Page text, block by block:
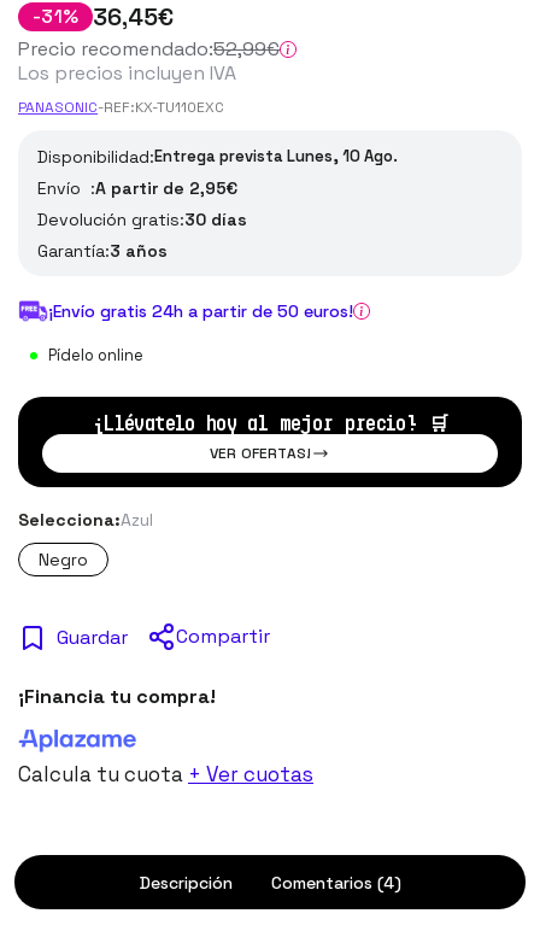
-31% 36,45€
Precio recomendado:52,99€
Los precios incluyen IVA
PANASONIC-REF:KX-TU110EXC
Disponibilidad:Entrega prevista Lunes, 10 Ago.
Envío :A partir de 2,95€
Devolución gratis:30 días
Garantía:3 años
¡Envío gratis 24h a partir de 50 euros!
Pídelo online
¡Llévatelo hoy al mejor precio! 🛒
VER OFERTAS!
Selecciona:Azul
Negro
Guardar Compartir
¡Financia tu compra!
Calcula tu cuota + Ver cuotas
Descripción Comentarios (4)